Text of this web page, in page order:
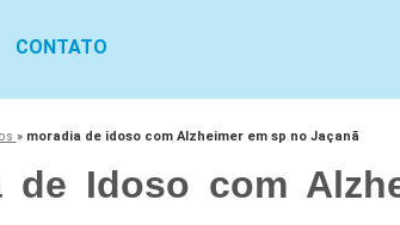
CONTATO
» moradia de idoso com Alzheimer em sp no Jaçanã
de Idoso com